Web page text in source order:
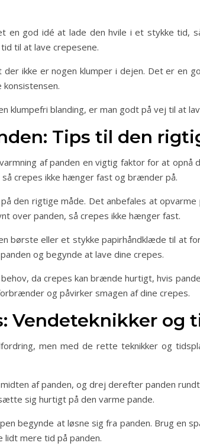
en god idé at lade den hvile i et stykke tid,
til at lave crepesene.
ikke er nogen klumper i dejen. Det er en
klumpefri blanding, er man godt på vej til at
Tips til den
af panden en vigtig faktor for at
crepes ikke hænger fast og brænder på.
den rigtige måde. Det anbefales at
over panden, så crepes ikke hænger fast.
børste eller et stykke papirhåndklæde til at
og begynde at lave dine crepes.
da crepes kan brænde hurtigt, hvis
og påvirker smagen af dine crepes.
Vendeteknikker og
men med de rette teknikker og
af panden, og drej derefter panden
sig hurtigt på den varme pande.
begynde at løsne sig fra panden. Brug en
lidt mere tid på panden.